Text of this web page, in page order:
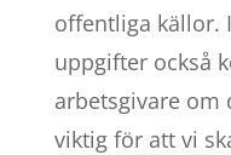
offentliga källor.
uppgifter också
arbetsgivare
viktig för att vi